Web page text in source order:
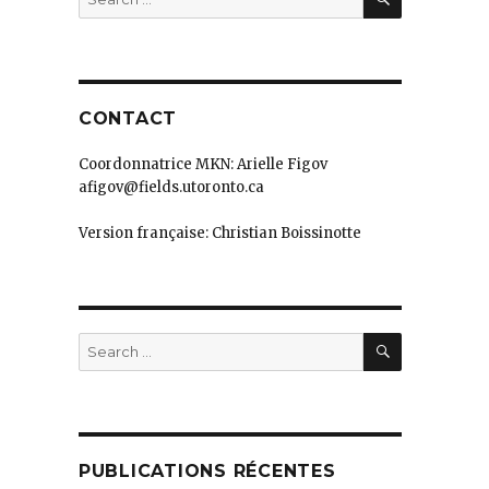
for:
CONTACT
Coordonnatrice MKN: Arielle Figov
afigov@fields.utoronto.ca
Version française: Christian Boissinotte
Search
for:
SEARCH
PUBLICATIONS RÉCENTES